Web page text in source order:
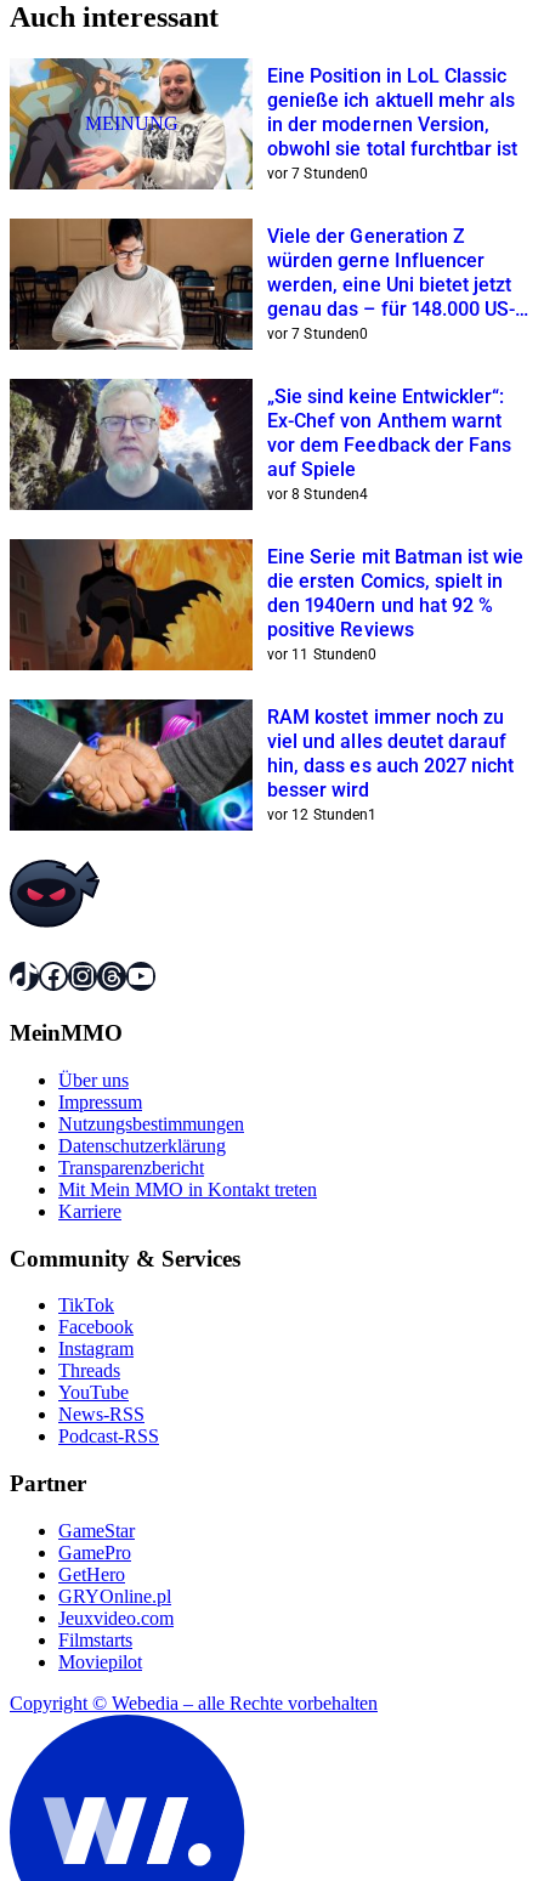
Auch interessant
MEINUNG
Eine Position in LoL Classic
genieße ich aktuell mehr als
in der modernen Version,
obwohl sie total furchtbar ist
vor 7 Stunden0
Viele der Generation Z
würden gerne Influencer
werden, eine Uni bietet jetzt
genau das – für 148.000 US-
Dollar
vor 7 Stunden0
„Sie sind keine Entwickler“:
Ex-Chef von Anthem warnt
vor dem Feedback der Fans
auf Spiele
vor 8 Stunden4
Eine Serie mit Batman ist wie
die ersten Comics, spielt in
den 1940ern und hat 92 %
positive Reviews
vor 11 Stunden0
RAM kostet immer noch zu
viel und alles deutet darauf
hin, dass es auch 2027 nicht
besser wird
vor 12 Stunden1
TikTok
Facebook
Instagram
Threads
YouTube
MeinMMO
Über uns
Impressum
Nutzungsbestimmungen
Datenschutzerklärung
Transparenzbericht
Mit Mein MMO in Kontakt treten
Karriere
Community & Services
TikTok
Facebook
Instagram
Threads
YouTube
News-RSS
Podcast-RSS
Partner
GameStar
GamePro
GetHero
GRYOnline.pl
Jeuxvideo.com
Filmstarts
Moviepilot
Copyright © Webedia – alle Rechte vorbehalten